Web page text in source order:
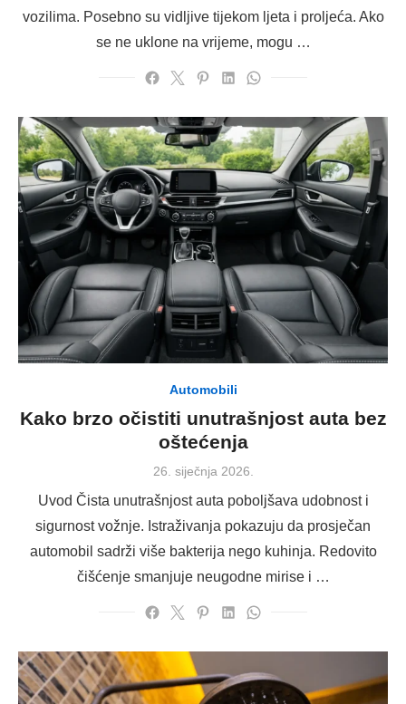
vozilima. Posebno su vidljive tijekom ljeta i proljeća. Ako
se ne uklone na vrijeme, mogu …
Automobili
Kako brzo očistiti unutrašnjost auta bez
oštećenja
Posted
26. siječnja 2026.
Uvod Čista unutrašnjost auta poboljšava udobnost i
sigurnost vožnje. Istraživanja pokazuju da prosječan
automobil sadrži više bakterija nego kuhinja. Redovito
čišćenje smanjuje neugodne mirise i …